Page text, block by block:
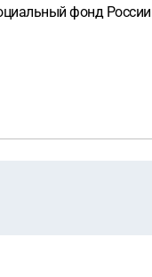
фонд